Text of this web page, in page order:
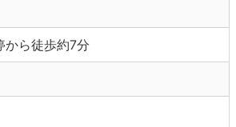
から徒歩約7分